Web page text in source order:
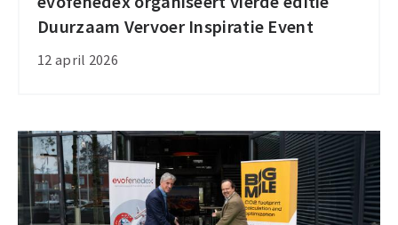
Duurzaam Vervoer Inspiratie Event
12 april 2026
organiseert
vierde
Vervoer
Inspiratie
Event